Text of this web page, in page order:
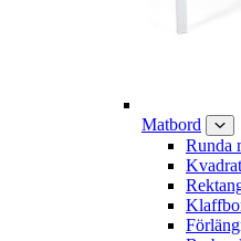
Matbord
Runda